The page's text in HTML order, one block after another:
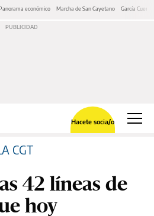
económico Marcha de San Cayetano García Cuerva
Hacete socia/o
CGT
42 líneas de
hoy